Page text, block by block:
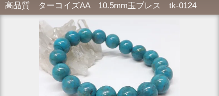
高品質 ターコイズAA 10.5mm玉ブレス tk-0124